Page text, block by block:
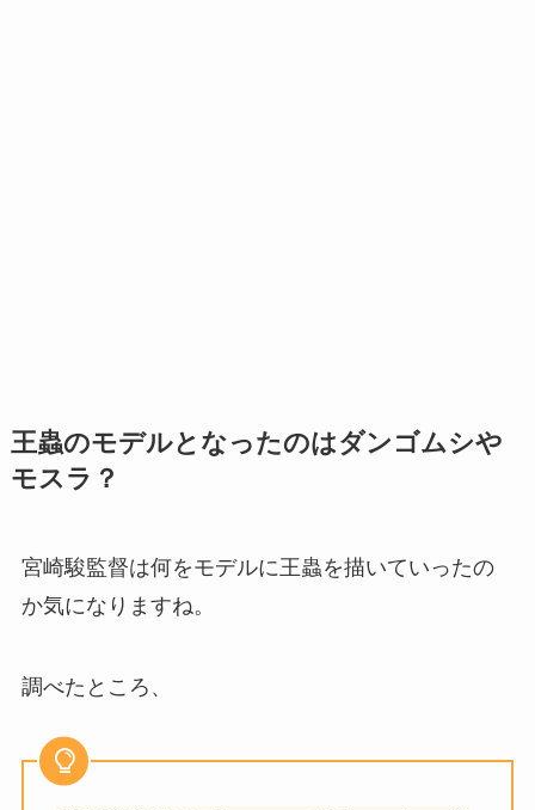
王蟲のモデルとなったのはダンゴムシや
モスラ？
宮崎駿監督は何をモデルに王蟲を描いていったの
か気になりますね。
調べたところ、